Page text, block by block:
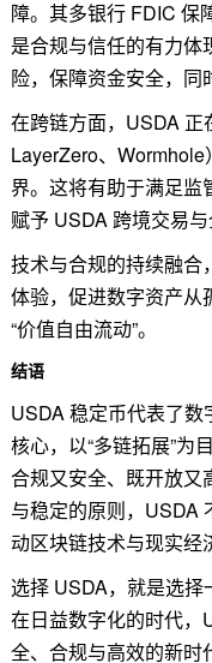
障。其多银行 FDIC 保
是合规与信任的有力
险，保障资金安全，同
在跨链方面，USDA
LayerZero、
界。这将有助于满足
赋予 USDA 跨境交易
技术与合规的持续融合
体验，促进数字资产从
“价值自由流动”。
结语
USDA 稳定币代表了数
核心，以“多链拓展”为
合规又安全、既开放又
与稳定的原则，USDA
动区块链技术与现实经
选择 USDA，就是选择
在日益数字化的时代，
全、合规与高效的新时